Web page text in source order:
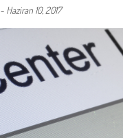
- Haziran 10, 2017